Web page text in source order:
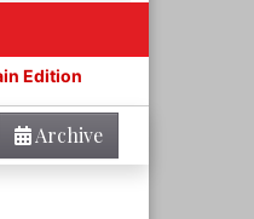
Main Edition
Archive